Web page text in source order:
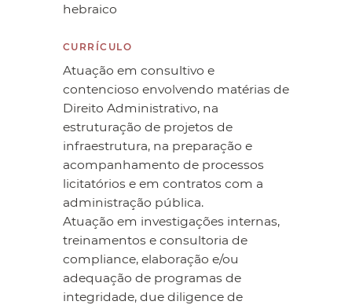
hebraico
CURRÍCULO
Atuação em consultivo e
contencioso envolvendo matérias de
Direito Administrativo, na
estruturação de projetos de
infraestrutura, na preparação e
acompanhamento de processos
licitatórios e em contratos com a
administração pública.
Atuação em investigações internas,
treinamentos e consultoria de
compliance, elaboração e/ou
adequação de programas de
integridade, due diligence de